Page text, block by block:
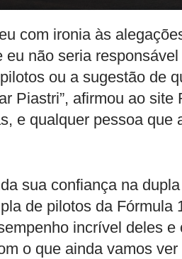
com ironia às
eu não seria
ou a sugestão de
Piastri”, afirmou ao
e qualquer pessoa
sua confiança na
de pilotos da
incrível deles
o que ainda vamos